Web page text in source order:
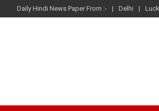
Daily Hindi News Paper From :- Delhi